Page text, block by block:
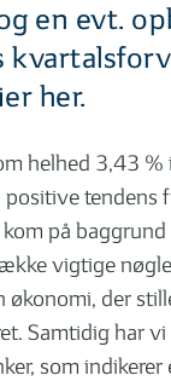
en evt.
her.
helhed 3,43
tendens
på
vigtige
økonomi, der
Samtidig har
som